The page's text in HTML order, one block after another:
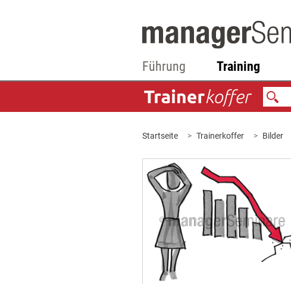
Führung Training
Startseite Trainerkoffer Bilder